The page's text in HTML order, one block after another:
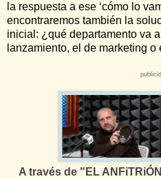
la respuesta a ese ‘cómo lo
encontraremos también la
inicial: ¿qué departamento va
lanzamiento, el de marketing o
A través de "EL